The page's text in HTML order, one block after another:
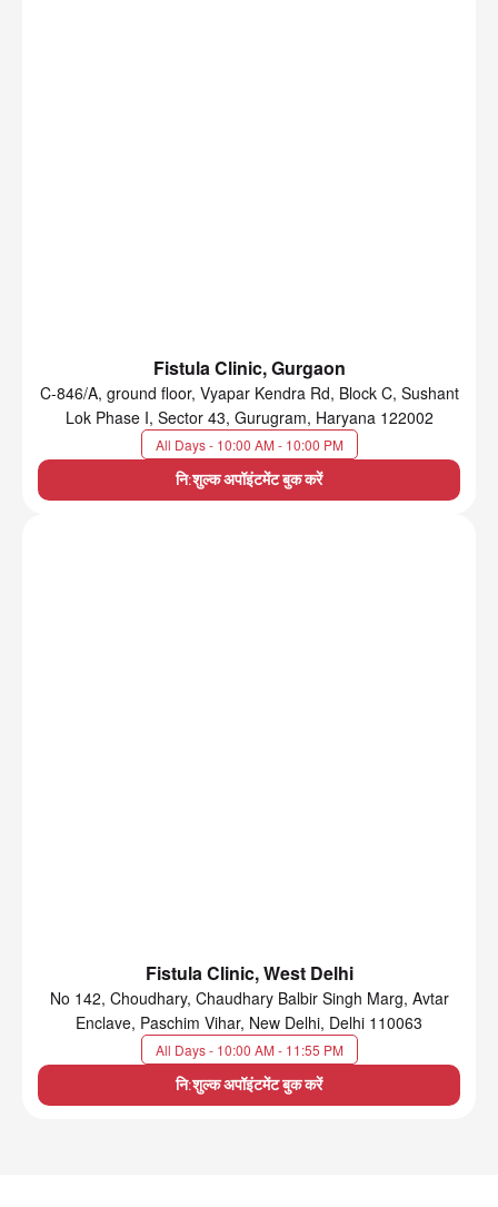
Fistula Clinic, Gurgaon
C-846/A, ground floor, Vyapar Kendra Rd, Block C, Sushant
Lok Phase I, Sector 43, Gurugram, Haryana 122002
All Days - 10:00 AM - 10:00 PM
नि:शुल्क अपॉइंटमेंट बुक करें
Fistula Clinic, West Delhi
No 142, Choudhary, Chaudhary Balbir Singh Marg, Avtar
Enclave, Paschim Vihar, New Delhi, Delhi 110063
All Days - 10:00 AM - 11:55 PM
नि:शुल्क अपॉइंटमेंट बुक करें